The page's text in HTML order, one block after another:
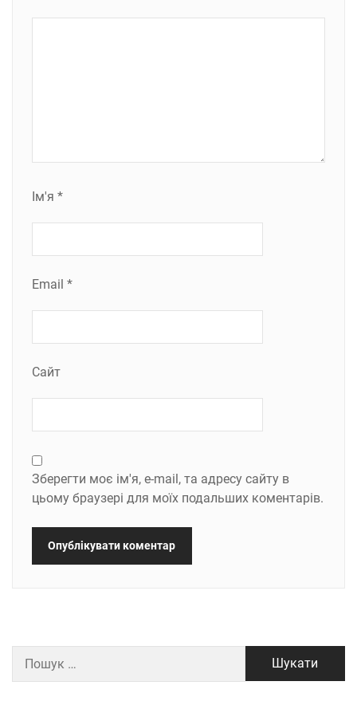
Ім'я *
Email *
Сайт
Зберегти моє ім'я, e-mail, та адресу сайту в
цьому браузері для моїх подальших коментарів.